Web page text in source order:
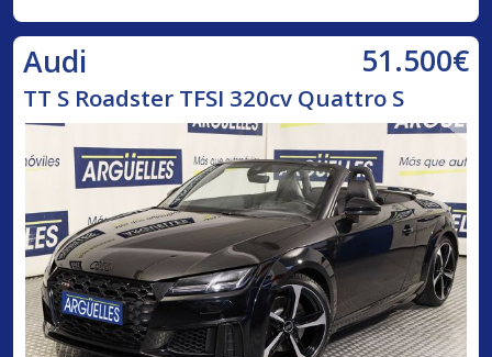
Audi 51.500€
TT S Roadster TFSI 320cv Quattro S